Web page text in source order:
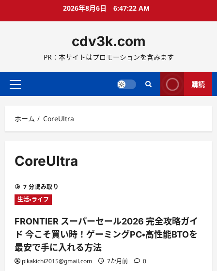
ス
ッ
2026年8月6日 6:47:22 AM
cdv3k.com
PR：本サイトはプロモーションを含みます
メ
メ
ニ
ー
購読
ホーム CoreUltra
CoreUltra
7 分読み取り
生活・ライフ
FRONTIER スーパーセール2026 完全攻略ガイ
ド 今こそ買い時！ゲーミングPC・高性能BTOを
最安で手に入れる方法
pikakichi2015@gmail.com 7か月前 0